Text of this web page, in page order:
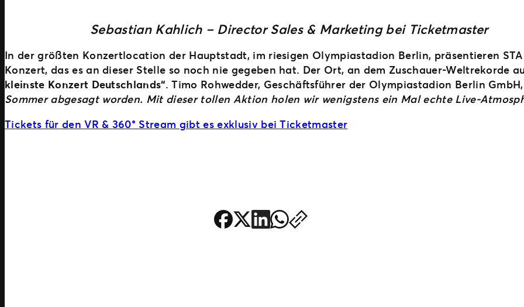
Sebastian Kahlich – Director Sales & Marketing bei Ticketmaster
In der größten Konzertlocation der Hauptstadt, im riesigen Olympiastadion Berlin, präsentieren
Konzert, das es an dieser Stelle so noch nie gegeben hat. Der Ort, an dem Zuschauer-Weltrekorde
kleinste Konzert Deutschlands“. Timo Rohwedder, Geschäftsführer der Olympiastadion Berlin
Sommer abgesagt worden. Mit dieser tollen Aktion holen wir wenigstens ein Mal echte Live-
Tickets für den VR & 360° Stream gibt es exklusiv bei Ticketmaster